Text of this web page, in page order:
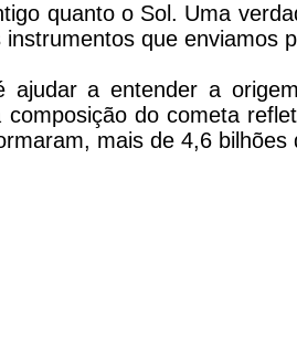
quanto o Sol. Uma
que enviamos
a entender a
do cometa
mais de 4,6 bilhões